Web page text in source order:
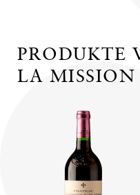
PRODUKTE
LA